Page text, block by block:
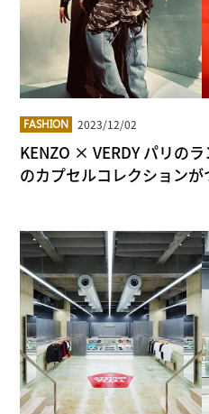
FASHION 2023/12/02
KENZO × VERDY パリの
のカプセルコレクションが